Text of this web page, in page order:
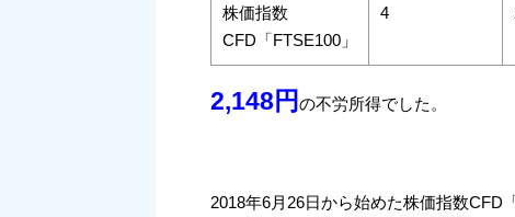
株価指数
CFD「FTSE100」
4
2,148円 の不労所得でした。
2018年6月26日から始めた株価指数CFD